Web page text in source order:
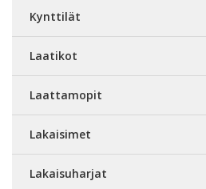
Kynttilät
Laatikot
Laattamopit
Lakaisimet
Lakaisuharjat